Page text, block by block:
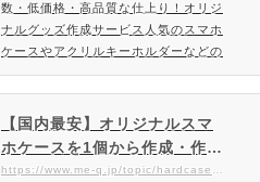
数・低価格・高品質な仕上り！オリジ
ナルグッズ作成サービス人気のスマホ
ケースやアクリルキーホルダーなどの
アクリルグッズ、Tシャツ・バッグ・
季節商材。アウトドアグッズ・食器・
国内随時の特殊印刷で360度デザイン
できるコップ類など他にはない商材が
充実しております。スマホから簡単作
【国内最安】オリジナルスマ
ホケースを1個から作成・作り
方も簡単｜iPhone・xperi